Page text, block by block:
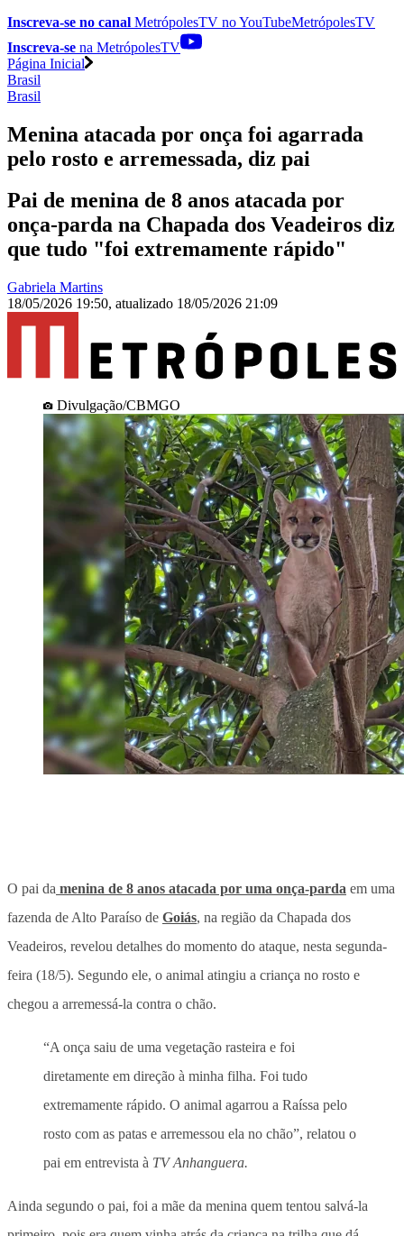
Inscreva-se no canal MetrópolesTV noYouTubeMetrópolesTV
Inscreva-se na MetrópolesTV
Página Inicial
Brasil
Brasil
Menina atacada por onça foi agarrada
pelo rosto e arremessada, diz pai
Pai de menina de 8 anos atacada por
onça-parda na Chapada dos Veadeiros diz
que tudo "foi extremamente rápido"
Gabriela Martins
18/05/2026 19:50, atualizado 18/05/2026 21:09
Divulgação/CBMGO
O pai da menina de 8 anos atacada por uma onça-parda em uma
fazenda de Alto Paraíso de Goiás, na região da Chapada dos
Veadeiros, revelou detalhes do momento do ataque, nesta segunda-
feira (18/5). Segundo ele, o animal atingiu a criança no rosto e
chegou a arremessá-la contra o chão.
“A onça saiu de uma vegetação rasteira e foi
diretamente em direção à minha filha. Foi tudo
extremamente rápido. O animal agarrou a Raíssa pelo
rosto com as patas e arremessou ela no chão”, relatou o
pai em entrevista à TV Anhanguera.
Ainda segundo o pai, foi a mãe da menina quem tentou salvá-la